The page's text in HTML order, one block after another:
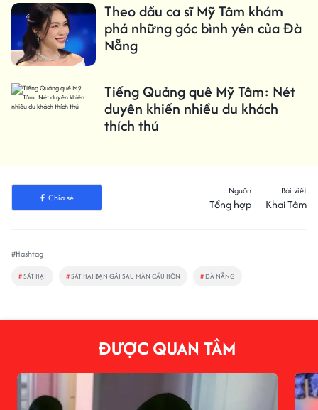
Theo dấu ca sĩ Mỹ Tâm khám
phá những góc bình yên của Đà
Nẵng
Tiếng Quảng quê Mỹ Tâm: Nét
duyên khiến nhiều du khách
thích thú
Chia sẻ
Nguồn
Tổng hợp
Bài viết
Khai Tâm
#Hashtag
#SÁT HẠI #SÁT HẠI BẠN GÁI SAU MÀN CẦU HÔN #ĐÀ NẴNG
ĐƯỢC QUAN TÂM